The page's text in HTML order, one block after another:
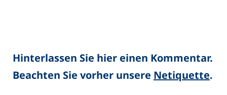
Hinterlassen Sie hier einen Kommentar.
Beachten Sie vorher unsere Netiquette.